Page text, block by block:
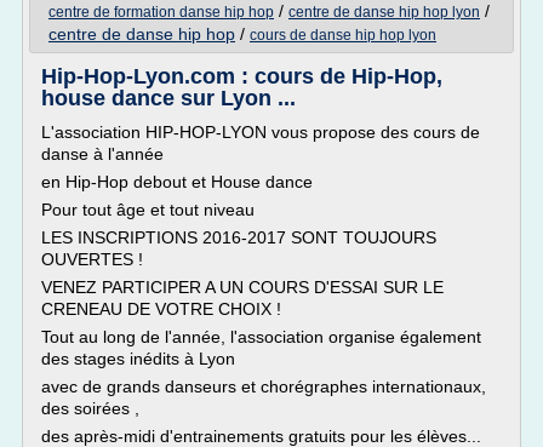
centre de formation danse hip hop / centre de danse hip hop lyon /
centre de danse hip hop / cours de danse hip hop lyon
Hip-Hop-Lyon.com : cours de Hip-Hop,
house dance sur Lyon ...
L'association HIP-HOP-LYON vous propose des cours de
danse à l'année
en Hip-Hop debout et House dance
Pour tout âge et tout niveau
LES INSCRIPTIONS 2016-2017 SONT TOUJOURS
OUVERTES !
VENEZ PARTICIPER A UN COURS D'ESSAI SUR LE
CRENEAU DE VOTRE CHOIX !
Tout au long de l'année, l'association organise également
des stages inédits à Lyon
avec de grands danseurs et chorégraphes internationaux,
des soirées ,
des après-midi d'entrainements gratuits pour les élèves...